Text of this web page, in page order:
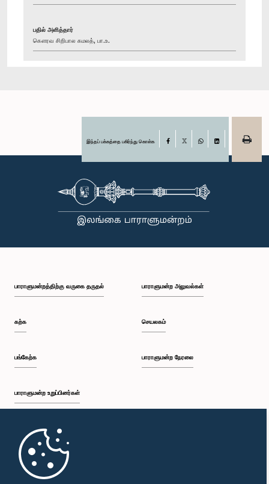
பதில் அளித்தார்
கௌரவ சிறிபால கமலத், பா.உ.
இந்தப் பக்கத்தை பகிர்ந்து கொள்க Facebook
பாராளுமன்றத்திற்கு வருகை தருதல்
கற்க
பங்கேற்க
பாராளுமன்ற உறுப்பினர்கள்
முதற்பக்கம்
பாராளுமன்ற அலுவல்கள்
செயலகம்
பாராளுமன்ற நேரலை
பாராளுமன்ற கையடக்க செயலி